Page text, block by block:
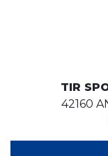
TIR
42160